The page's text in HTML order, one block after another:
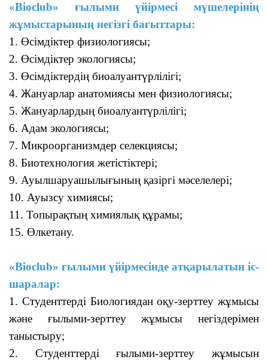
«Bioclub» ғылыми үйірмесі мүшелерінің
жұмыстарының негізгі бағыттары:
1. Өсімдіктер физиологиясы;
2. Өсімдіктер экологиясы;
3. Өсімдіктердің биоалуантүрлілігі;
4. Жануарлар анатомиясы мен физиологиясы;
5. Жануарлардың биоалуантүрлілігі;
6. Адам экологиясы;
7. Микроорганизмдер селекциясы;
8. Биотехнология жетістіктері;
9. Ауылшаруашылығының қазіргі мәселелері;
10. Ауызсу химиясы;
11. Топырақтың химиялық құрамы;
15. Өлкетану.
«Bioclub» ғылыми үйірмесінде атқарылатын іс-
шаралар:
1. Студенттерді Биологиядан оқу-зерттеу жұмысы
және ғылыми-зерттеу жұмысы негіздерімен
таныстыру;
2. Студенттерді ғылыми-зерттеу жұмысын